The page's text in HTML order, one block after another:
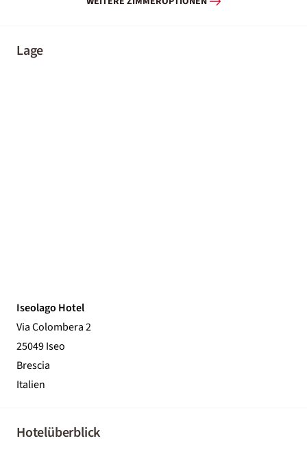
Lage
Iseolago Hotel
Via Colombera 2
25049 Iseo
Brescia
Italien
Hotelüberblick